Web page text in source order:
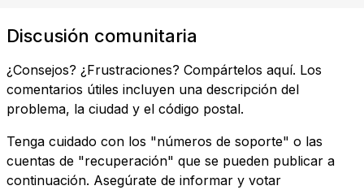
Discusión comunitaria
¿Consejos? ¿Frustraciones? Compártelos aquí. Los
comentarios útiles incluyen una descripción del
problema, la ciudad y el código postal.
Tenga cuidado con los "números de soporte" o las
cuentas de "recuperación" que se pueden publicar a
continuación. Asegúrate de informar y votar